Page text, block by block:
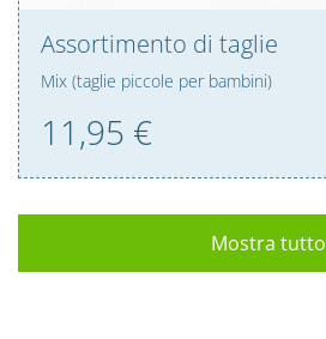
Assortimento di taglie
Mix (taglie piccole per bambini)
11,95 €
Mostra tutto